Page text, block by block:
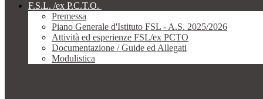
F.S.L. /ex P.C.T.O.
Premessa
Piano Generale d'Istituto FSL - A.S. 2025/2026
Attività ed esperienze FSL/ex PCTO
Documentazione / Guide ed Allegati
Modulistica